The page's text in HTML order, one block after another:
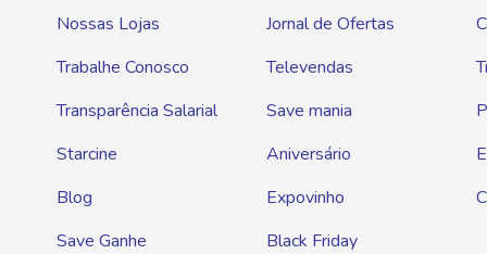
Nossas Lojas
Trabalhe Conosco
Transparência Salarial
Starcine
Blog
Save Ganhe
Jornal de Ofertas
Televendas
Save mania
Aniversário
Expovinho
Black Friday